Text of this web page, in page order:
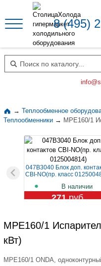
8 (495)
Поиск по каталогу
→ Теплообменное
Теплообменники → MPE160/1
047B3040 Блок доп.
CBI-NO(пр. класс
В наличии
271руб.
MPE160/1
кВт)
MPE160/1 ONDA,